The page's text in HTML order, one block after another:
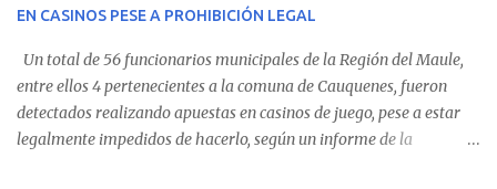
evolución favorable. No obstante, alrededo...
EN CASINOS PESE A PROHIBICIÓN LEGAL
Un total de 56 funcionarios municipales de la Región del Maule,
entre ellos 4 pertenecientes a la comuna de Cauquenes, fueron
detectados realizando apuestas en casinos de juego, pese a estar
legalmente impedidos de hacerlo, según un informe de la